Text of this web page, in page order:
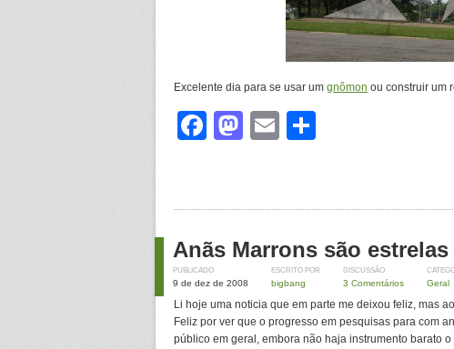
Excelente dia para se usar um gnômon ou construir um
Facebook
Mastodon
Email
Anãs Marrons são
PUBLICADO
9 de dez de 2008
ESCRITO POR
bigbang
DISCUSSÃO
3 Comentários Geral
Li hoje uma noticia que em parte me deixou feliz, mas
Feliz por ver que o progresso em pesquisas para com
público em geral, embora não haja instrumento barato